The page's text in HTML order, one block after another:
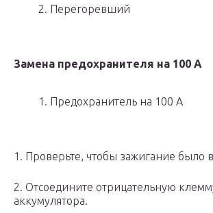
2. Перегоревший
Замена предохранителя на 100 А
1. Предохранитель на 100 А
1. Проверьте, чтобы зажигание было
2. Отсоедините отрицательную
аккумулятора.